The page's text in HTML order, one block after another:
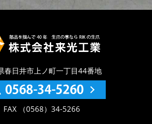
春日井市上ノ町一丁目44番地
FAX （0568）34-5266